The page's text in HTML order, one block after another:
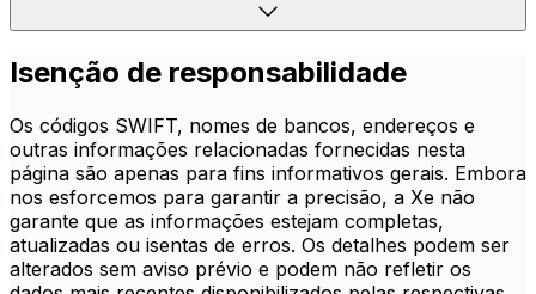
Isenção de responsabilidade
Os códigos SWIFT, nomes de bancos, endereços e
outras informações relacionadas fornecidas nesta
página são apenas para fins informativos gerais. Embora
nos esforcemos para garantir a precisão, a Xe não
garante que as informações estejam completas,
atualizadas ou isentas de erros. Os detalhes podem ser
alterados sem aviso prévio e podem não refletir os